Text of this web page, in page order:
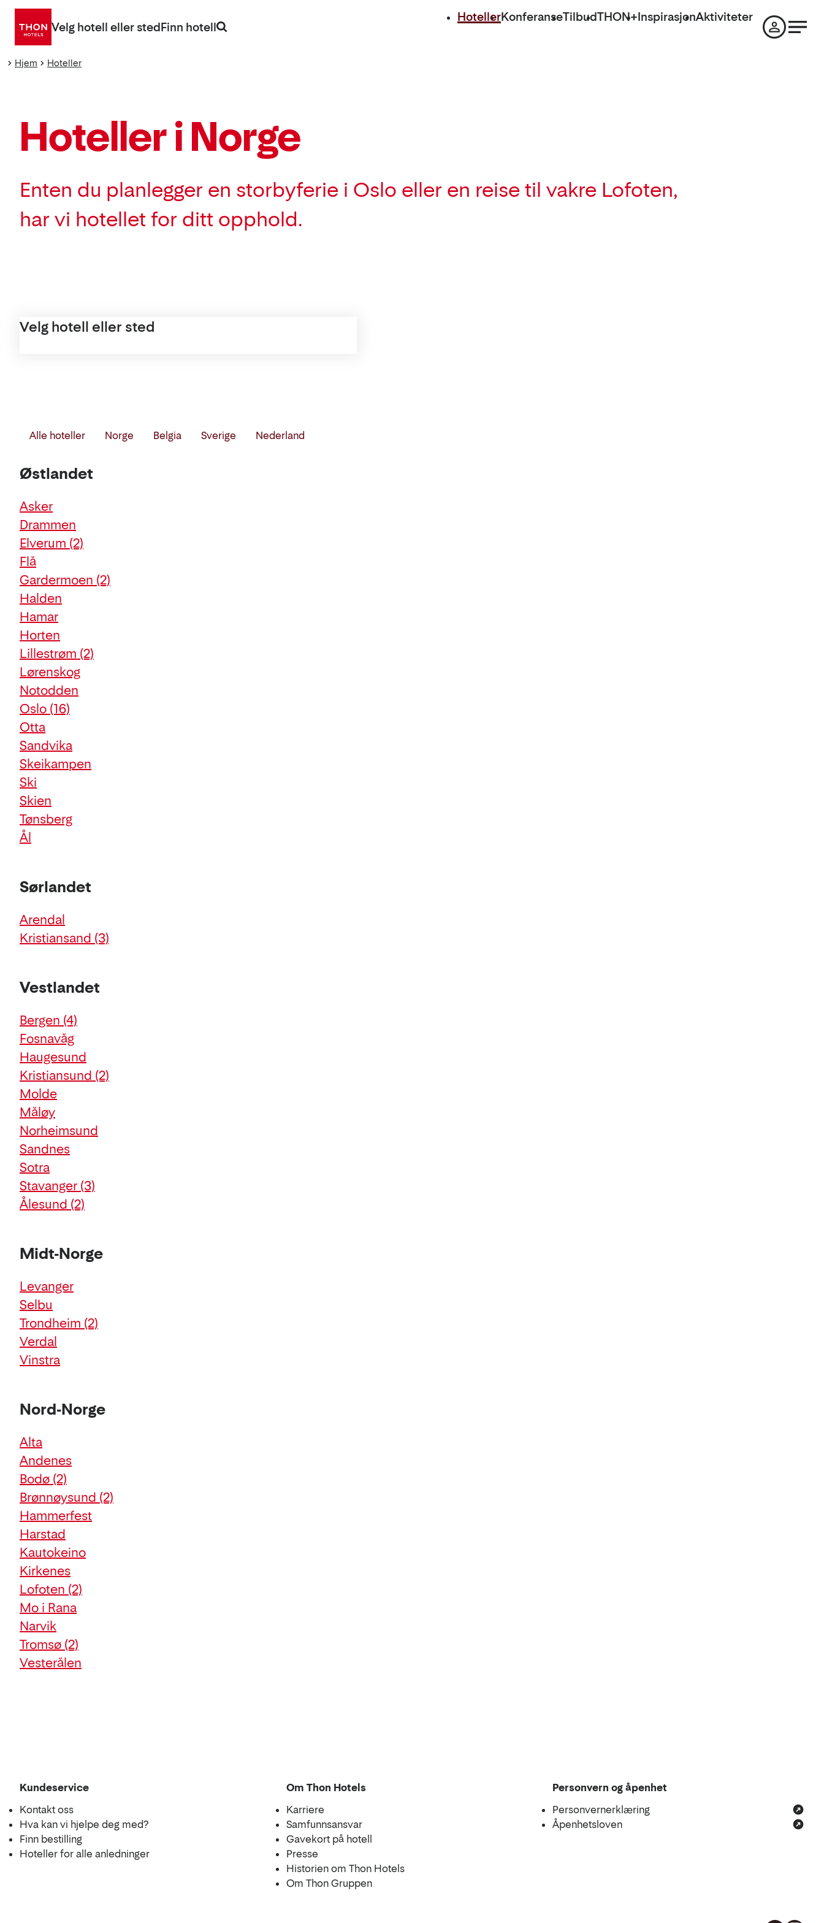
Gå
direkte
Velg hotell eller stedFinn hotell
HotellerKonferanseTilbudTHON+ InspirasjonAktiviteter
Hjem Hoteller
Hoteller i Norge
Enten du planlegger en storbyferie i Oslo eller en reise til vakre Lofoten,
har vi hotellet for ditt opphold.
Velg hotell eller sted
Filtrer
land
og
region
Alle hoteller Norge Belgia Sverige Nederland
Østlandet
Asker
Drammen
Elverum (2)
Flå
Gardermoen (2)
Halden
Hamar
Horten
Lillestrøm (2)
Lørenskog
Notodden
Oslo (16)
Otta
Sandvika
Skeikampen
Ski
Skien
Tønsberg
Ål
Sørlandet
Arendal
Kristiansand (3)
Vestlandet
Bergen (4)
Fosnavåg
Haugesund
Kristiansund (2)
Molde
Måløy
Norheimsund
Sandnes
Sotra
Stavanger (3)
Ålesund (2)
Midt-Norge
Levanger
Selbu
Trondheim (2)
Verdal
Vinstra
Nord-Norge
Alta
Andenes
Bodø (2)
Brønnøysund (2)
Hammerfest
Harstad
Kautokeino
Kirkenes
Lofoten (2)
Mo i Rana
Narvik
Tromsø (2)
Vesterålen
Kundeservice
Kontakt oss
Hva kan vi hjelpe deg med?
Finn bestilling
Hoteller for alle anledninger
Om Thon Hotels
Karriere
Samfunnsansvar
Gavekort på hotell
Presse
Historien om Thon Hotels
Om Thon Gruppen
Personvern og åpenhet
Personvernerklæring
Åpenhetsloven